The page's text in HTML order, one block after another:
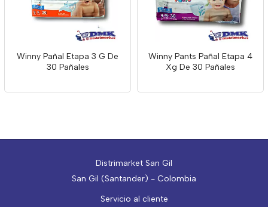
Winny Pañal Etapa 3 G De
30 Pañales
Winny Pants Pañal Etapa 4
Xg De 30 Pañales
Distrimarket San Gil
San Gil (Santander) - Colombia
Servicio al cliente